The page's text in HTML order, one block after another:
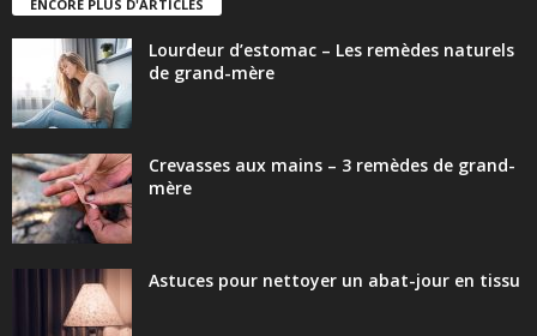
ENCORE PLUS D'ARTICLES
Lourdeur d’estomac – Les remèdes naturels
de grand-mère
Crevasses aux mains – 3 remèdes de grand-
mère
Astuces pour nettoyer un abat-jour en tissu